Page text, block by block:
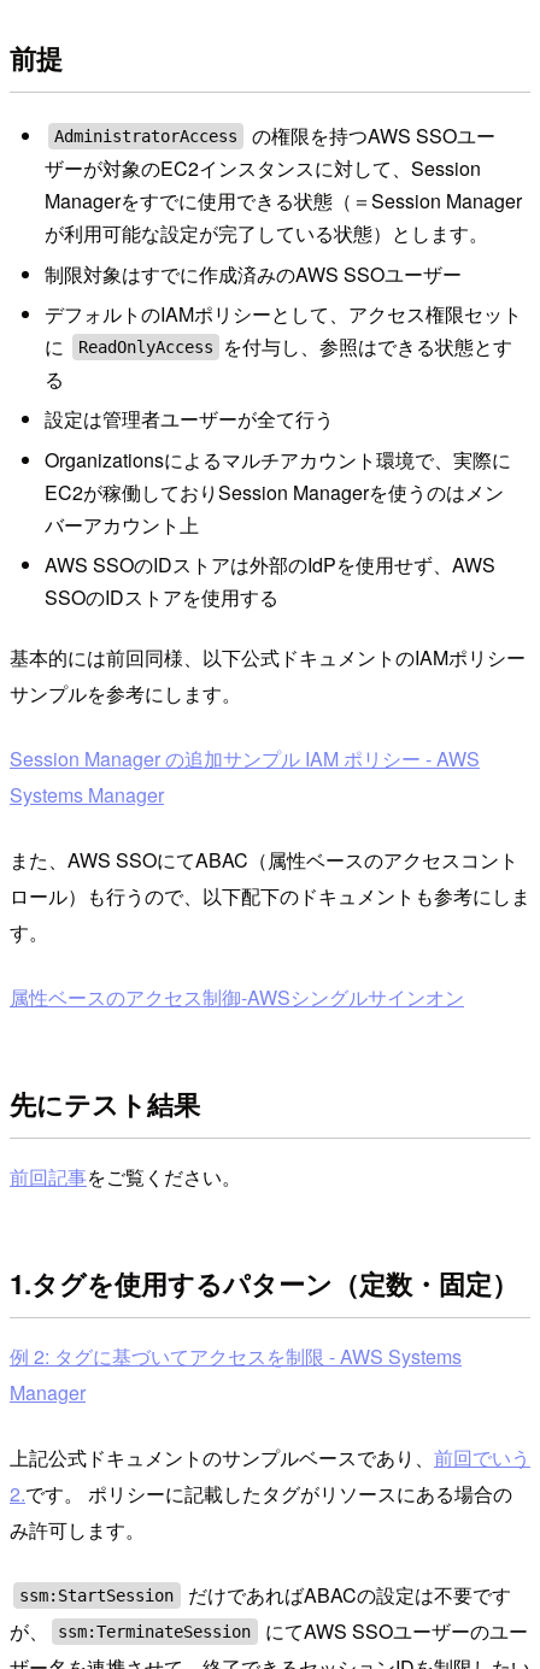
前提
AdministratorAccess
の権限を持つAWS SSOユー
ザーが対象のEC2インスタンスに対して、Session
Managerをすでに使用できる状態（＝Session Manager
が利用可能な設定が完了している状態）とします。
制限対象はすでに作成済みのAWS SSOユーザー
デフォルトのIAMポリシーとして、アクセス権限セット
に
ReadOnlyAccess
を付与し、参照はできる状態とす
る
設定は管理者ユーザーが全て行う
Organizationsによるマルチアカウント環境で、実際に
EC2が稼働しておりSession Managerを使うのはメン
バーアカウント上
AWS SSOのIDストアは外部のIdPを使用せず、AWS
SSOのIDストアを使用する
基本的には前回同様、以下公式ドキュメントのIAMポリシー
サンプルを参考にします。
Session Manager の追加サンプル IAM ポリシー - AWS
Systems Manager
また、AWS SSOにてABAC（属性ベースのアクセスコント
ロール）も行うので、以下配下のドキュメントも参考にしま
す。
属性ベースのアクセス制御-AWSシングルサインオン
先にテスト結果
前回記事をご覧ください。
1.タグを使用するパターン（定数・固定）
例 2: タグに基づいてアクセスを制限 - AWS Systems
Manager
上記公式ドキュメントのサンプルベースであり、 前回でいう
2.です。 ポリシーに記載したタグがリソースにある場合の
み許可します。
ssm:StartSession
だけであればABACの設定は不要です
が、
ssm:TerminateSession
にてAWS SSOユーザーのユー